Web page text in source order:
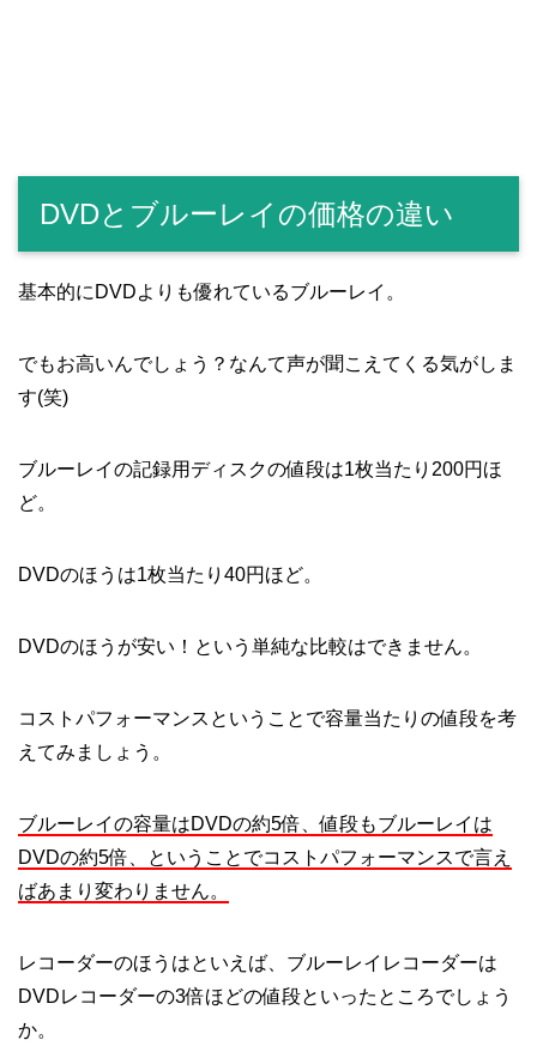
DVDとブルーレイの価格の違い
基本的にDVDよりも優れているブルーレイ。
でもお高いんでしょう？なんて声が聞こえてくる気がしま
す(笑)
ブルーレイの記録用ディスクの値段は1枚当たり200円ほ
ど。
DVDのほうは1枚当たり40円ほど。
DVDのほうが安い！という単純な比較はできません。
コストパフォーマンスということで容量当たりの値段を考
えてみましょう。
ブルーレイの容量はDVDの約5倍、値段もブルーレイは
DVDの約5倍、ということでコストパフォーマンスで言え
ばあまり変わりません。
レコーダーのほうはといえば、ブルーレイレコーダーは
DVDレコーダーの3倍ほどの値段といったところでしょう
か。